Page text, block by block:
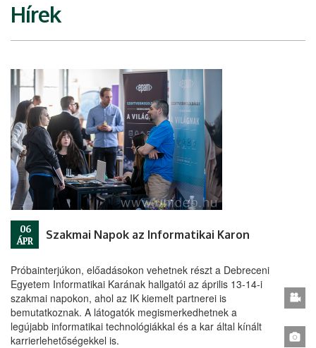
Hírek
06
ÁPR
Szakmai Napok az Informatikai Karon
Próbainterjúkon, előadásokon vehetnek részt a Debreceni
Egyetem Informatikai Karának hallgatói az április 13-14-i
szakmai napokon, ahol az IK kiemelt partnerei is
bemutatkoznak. A látogatók megismerkedhetnek a
legújabb informatikai technológiákkal és a kar által kínált
karrierlehetőségekkel is.